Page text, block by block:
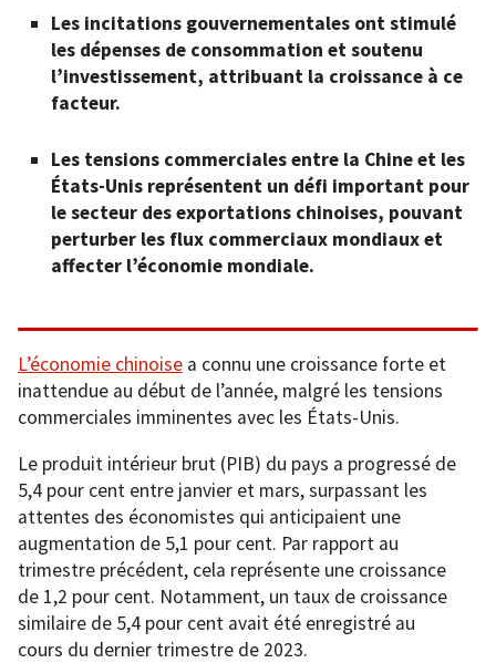
Les incitations gouvernementales ont stimulé
les dépenses de consommation et soutenu
l’investissement, attribuant la croissance à ce
facteur.
Les tensions commerciales entre la Chine et les
États-Unis représentent un défi important pour
le secteur des exportations chinoises, pouvant
perturber les flux commerciaux mondiaux et
affecter l’économie mondiale.
L’économie chinoise a connu une croissance forte et
inattendue au début de l’année, malgré les tensions
commerciales imminentes avec les États-Unis.
Le produit intérieur brut (PIB) du pays a progressé de
5,4 pour cent entre janvier et mars, surpassant les
attentes des économistes qui anticipaient une
augmentation de 5,1 pour cent. Par rapport au
trimestre précédent, cela représente une croissance
de 1,2 pour cent. Notamment, un taux de croissance
similaire de 5,4 pour cent avait été enregistré au
cours du dernier trimestre de 2023.